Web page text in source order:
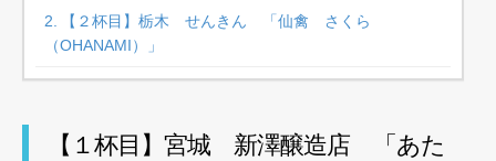
【２杯目】栃木 せんきん 「仙禽 さくら
（OHANAMI）」
【１杯目】宮城 新澤醸造店 「あた